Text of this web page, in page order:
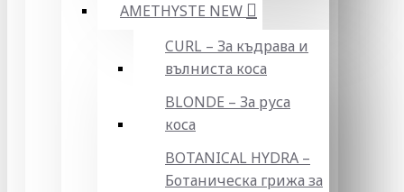
AMETHYSTE NEW
CURL – За къдрава и
вълниста коса
BLONDE – За руса
коса
BOTANICAL HYDRA –
Ботаническа грижа за